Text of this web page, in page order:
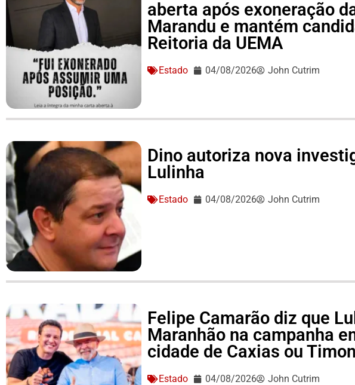
aberta após exoneração
Marandu e mantém
Reitoria da UEMA
Estado 04/08/2026 John Cutrim
Dino autoriza nova
Lulinha
Estado 04/08/2026 John Cutrim
Felipe Camarão diz que
Maranhão na campanha
cidade de Caxias ou Timon
Estado 04/08/2026 John Cutrim